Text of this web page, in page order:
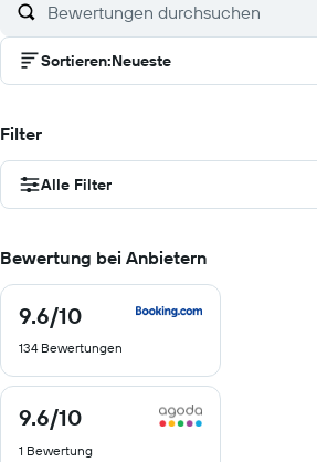
Sortieren:Neueste
Filter
Alle Filter
Bewertung bei Anbietern
9.6/10
9.6
10
134 Bewertungen
9.6/10
9.6
10
1 Bewertung